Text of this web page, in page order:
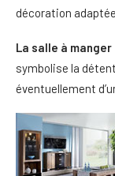
décoration
La salle à manger
symbolise la
éventuellement